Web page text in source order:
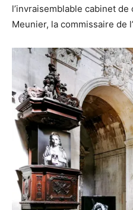
l’invraisemblable cabinet
Meunier, la commissaire de